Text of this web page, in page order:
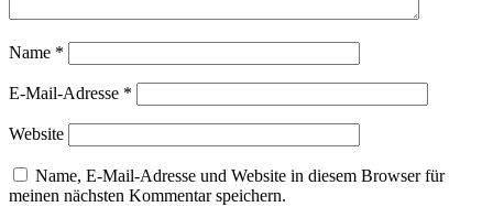
Name *
E-Mail-Adresse *
Website
Name, E-Mail-Adresse und Website in diesem Browser für
meinen nächsten Kommentar speichern.